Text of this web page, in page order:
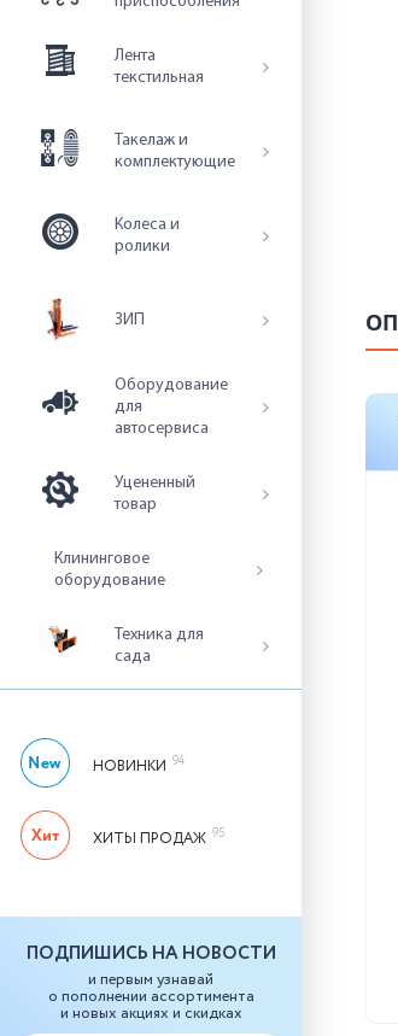
Лента
текстильная
Такелаж и
комплектующие
Колеса и
ролики
ЗИП
Оборудование
для
автосервиса
Уцененный
товар
Клининговое
оборудование
Техника для
сада
НОВИНКИ 94
ХИТЫ ПРОДАЖ 95
ПОДПИШИСЬ НА НОВОСТИ
и первым узнавай
о пополнении ассортимента
и новых акциях и скидках